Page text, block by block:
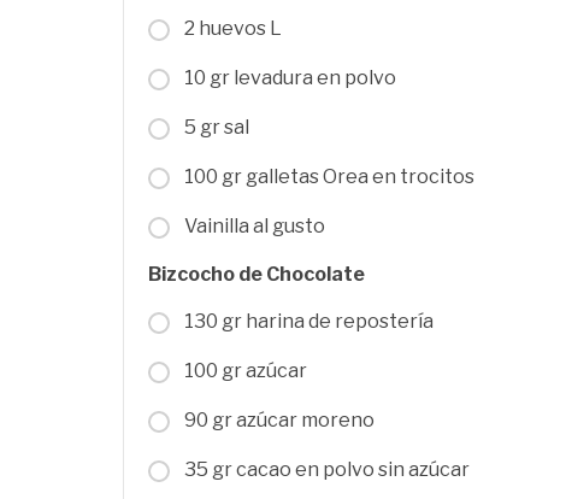
2 huevos L
10 gr levadura en polvo
5 gr sal
100 gr galletas Orea en trocitos
Vainilla al gusto
Bizcocho de Chocolate
130 gr harina de repostería
100 gr azúcar
90 gr azúcar moreno
35 gr cacao en polvo sin azúcar